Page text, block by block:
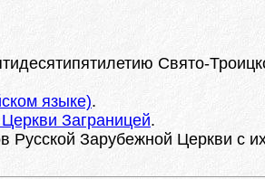
Свято-
языке).
Заграницей.
Русской Зарубежной Церкви с